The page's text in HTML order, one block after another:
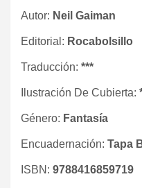
Autor: Neil Gaiman
Editorial: Rocabolsillo
Traducción: ***
Ilustración De Cubierta:
Género: Fantasía
Encuadernación: Tapa
ISBN: 9788416859719